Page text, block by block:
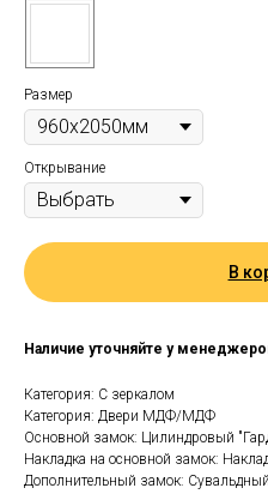
Размер
Открывание
В
Наличие уточняйте у
Категория: С зеркалом
Категория: Двери МДФ/МДФ
Основной замок: Цилиндровый
Накладка на основной замок:
Дополнительный замок: